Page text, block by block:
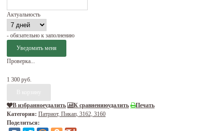
Актуальность
- обязательно к заполнению
Проверка...
1 300 руб.
В избранноеудалить К сравнениюудалить
Печать
Категория: Патриот, Пикап, 3162, 3160
Поделиться: